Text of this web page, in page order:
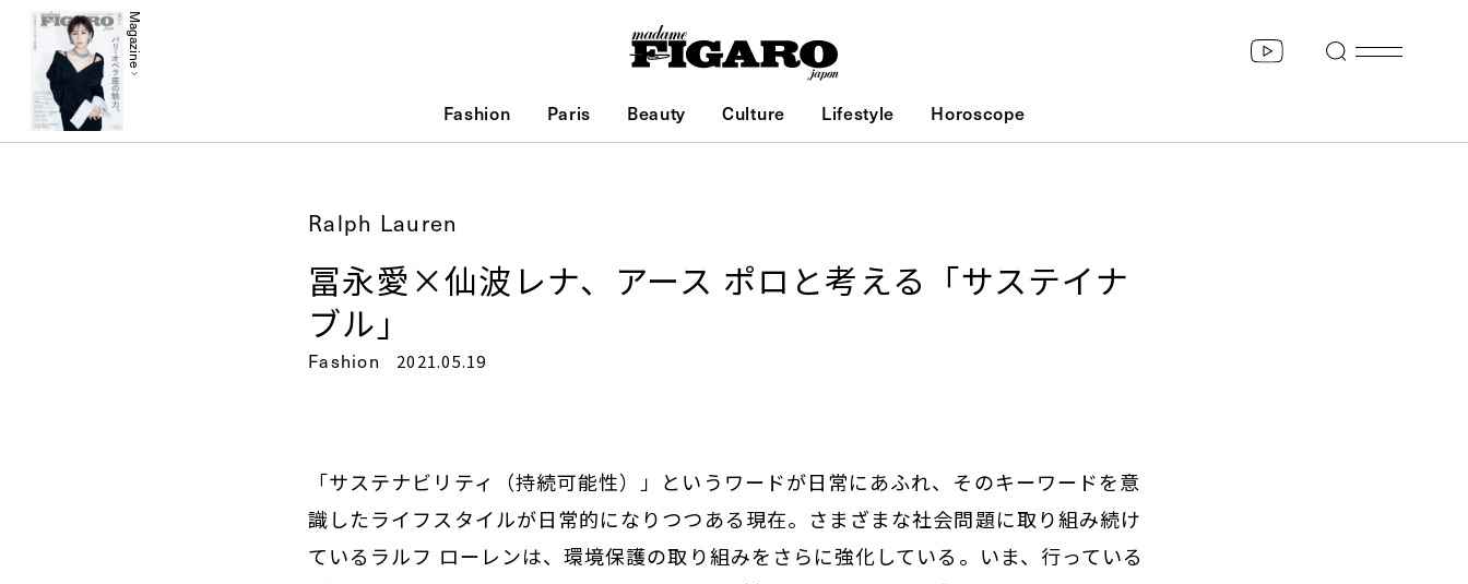
Magazine
Fashion Paris Beauty Culture Lifestyle Horoscope
Ralph Lauren
冨永愛×仙波レナ、アース ポロと考える「サステイナ
ブル」
Fashion 2021.05.19
「サステナビリティ（持続可能性）」というワードが日常にあふれ、そのキーワードを意
識したライフスタイルが日常的になりつつある現在。さまざまな社会問題に取り組み続け
ているラルフ ローレンは、環境保護の取り組みをさらに強化している。いま、行っている